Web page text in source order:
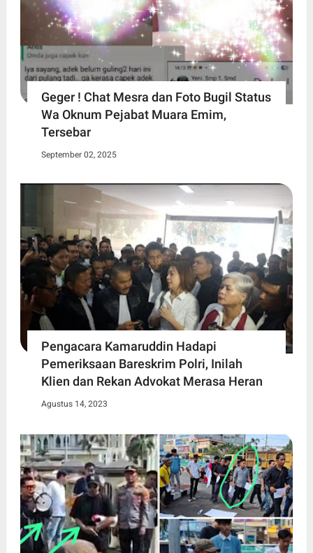
Geger ! Chat Mesra dan Foto Bugil Status
Wa Oknum Pejabat Muara Emim,
Tersebar
September 02, 2025
Pengacara Kamaruddin Hadapi
Pemeriksaan Bareskrim Polri, Inilah
Klien dan Rekan Advokat Merasa Heran
Agustus 14, 2023